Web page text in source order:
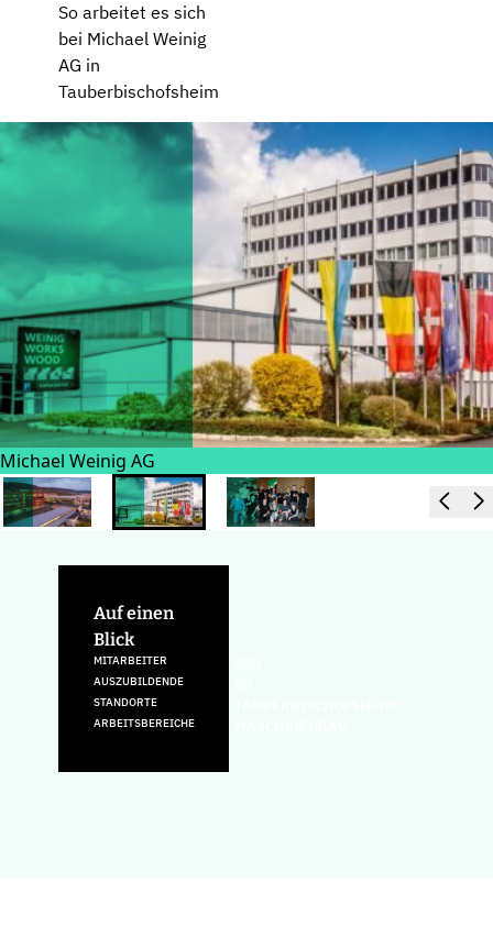
So arbeitet es sich
bei Michael Weinig
AG in
Tauberbischofsheim
Michael Weinig AG
Auf einen
Blick
MITARBEITER
AUSZUBILDENDE
STANDORTE
ARBEITSBEREICHE